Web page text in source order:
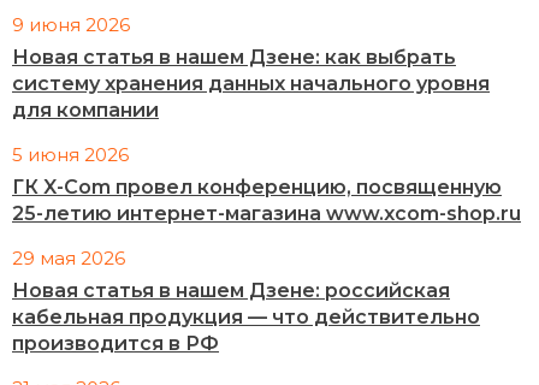
9 июня 2026
Новая статья в нашем Дзене: как выбрать
систему хранения данных начального уровня
для компании
5 июня 2026
ГК X-Com провел конференцию, посвященную
25-летию интернет-магазина www.xcom-shop.ru
29 мая 2026
Новая статья в нашем Дзене: российская
кабельная продукция — что действительно
производится в РФ